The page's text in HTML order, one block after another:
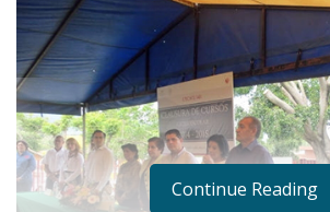
Continue Reading